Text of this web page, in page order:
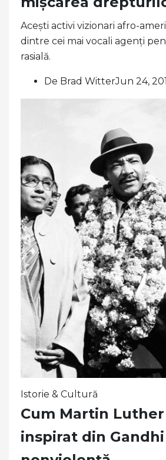
Acești activi vizionari afro-
dintre cei mai vocali agenți
rasială.
De Brad WitterJun 24,
Istorie & Cultură
Cum Martin Luther
inspirat din